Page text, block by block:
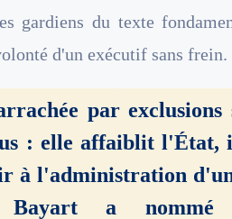
gardiens du texte
d'un exécutif sans frein.
par exclusions
: elle affaiblit l'État,
à l'administration
Bayart a